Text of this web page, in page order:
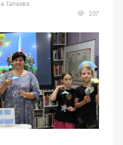
Тапаева
107